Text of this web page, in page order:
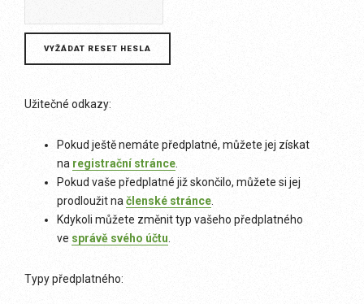
Užitečné odkazy:
Pokud ještě nemáte předplatné, můžete jej získat
na registrační stránce.
Pokud vaše předplatné již skončilo, můžete si jej
prodloužit načlenské stránce.
Kdykoli můžete změnit typ vašeho předplatného
ve správě svého účtu.
Typy předplatného: